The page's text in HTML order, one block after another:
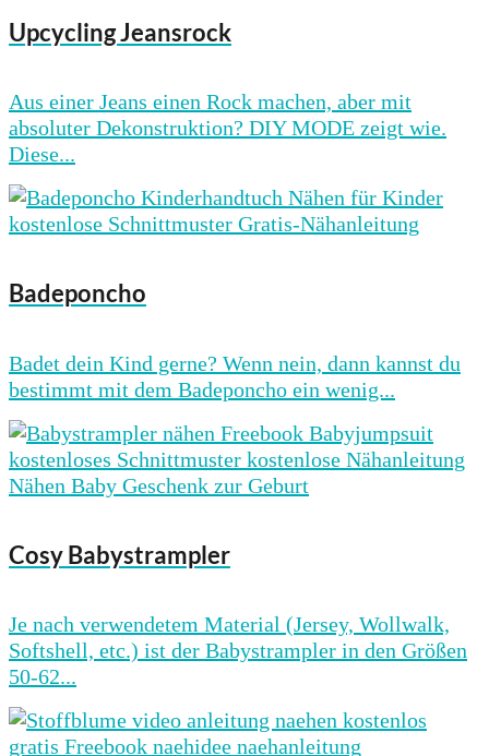
Upcycling Jeansrock
Aus einer Jeans einen Rock machen, aber mit
absoluter Dekonstruktion? DIY MODE zeigt wie.
Diese...
Badeponcho
Badet dein Kind gerne? Wenn nein, dann kannst du
bestimmt mit dem Badeponcho ein wenig...
Cosy Babystrampler
Je nach verwendetem Material (Jersey, Wollwalk,
Softshell, etc.) ist der Babystrampler in den Größen
50-62...